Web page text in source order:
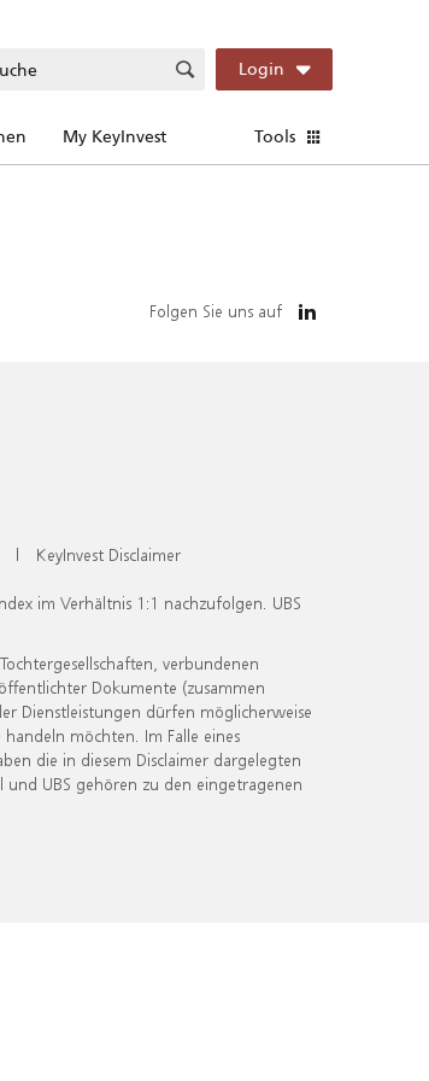
Login
My KeyInvest Tools
Folgen Sie uns auf
| KeyInvest Disclaimer
im Verhältnis 1:1 nachzufolgen. UBS
verbundenen
Dokumente (zusammen
Dienstleistungen dürfen möglicherweise
möchten. Im Falle eines
die in diesem Disclaimer dargelegten
UBS gehören zu den eingetragenen